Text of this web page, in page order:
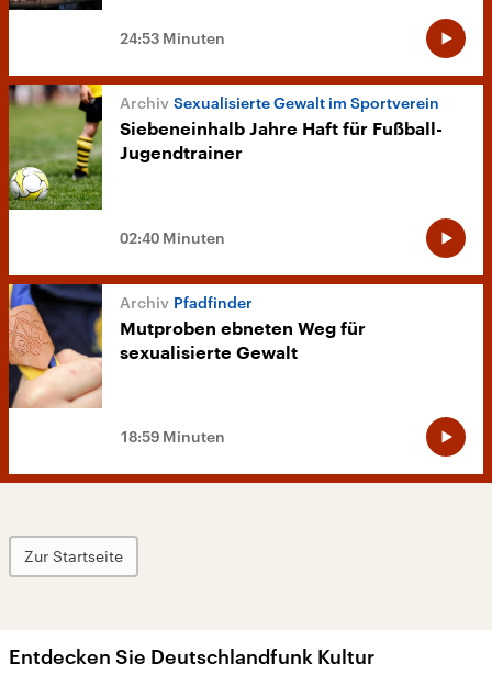
24:53 Minuten
Sexualisierte Gewalt im Sportverein
Siebeneinhalb Jahre Haft für Fußball-
Jugendtrainer
02:40 Minuten
Pfadfinder
Mutproben ebneten Weg für
sexualisierte Gewalt
18:59 Minuten
Zur Startseite
Entdecken Sie Deutschlandfunk Kultur